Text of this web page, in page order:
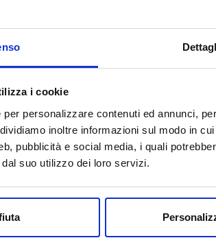
i cookie
personalizzare contenuti ed annunci,
inoltre informazioni sul modo in
pubblicità e social media, i quali
suo utilizzo dei loro servizi.